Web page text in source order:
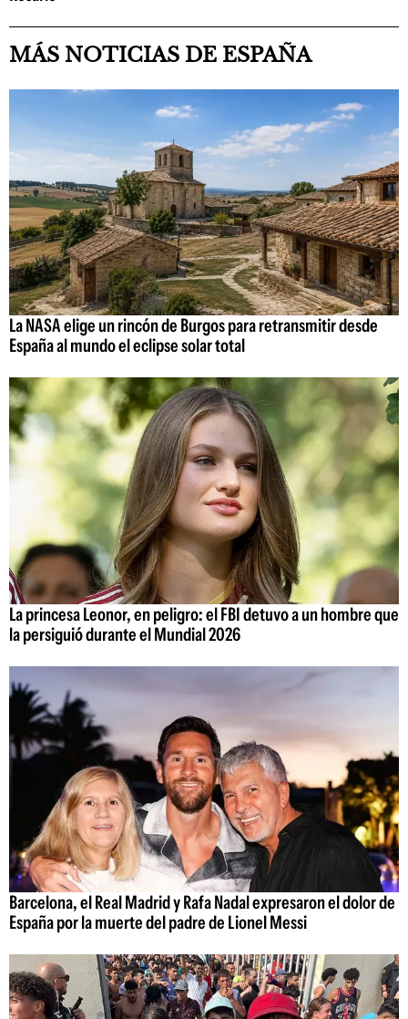
MÁS NOTICIAS DE ESPAÑA
La NASA elige un rincón de Burgos para retransmitir desde
España al mundo el eclipse solar total
La princesa Leonor, en peligro: el FBI detuvo a un hombre que
la persiguió durante el Mundial 2026
Barcelona, el Real Madrid y Rafa Nadal expresaron el dolor de
España por la muerte del padre de Lionel Messi